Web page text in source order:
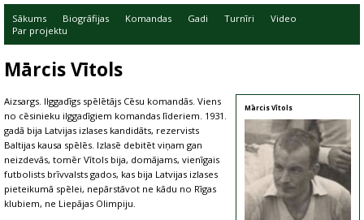
Sākums Biogrāfijas Komandas Gadi Turnīri
Video
Par projektu
Mārcis Vītols
Mārcis Vītols
Aizsargs. Ilggadīgs spēlētājs Cēsu komandās. Viens
no cēsinieku ilggadīgiem komandas līderiem. 1931.
gadā bija Latvijas izlases kandidāts, rezervists
Baltijas kausa spēlēs. Izlasē debitēt viņam gan
neizdevās, tomēr Vītols bija, domājams, vienīgais
futbolists brīvvalsts gados, kas bija Latvijas izlases
pieteikumā spēlei, nepārstāvot ne kādu no Rīgas
klubiem, ne Liepājas Olimpiju.